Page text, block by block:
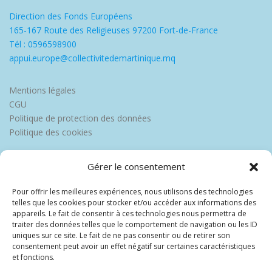
Gérer le consentement
Pour offrir les meilleures expériences, nous utilisons des technologies
telles que les cookies pour stocker et/ou accéder aux informations des
appareils. Le fait de consentir à ces technologies nous permettra de
traiter des données telles que le comportement de navigation ou les ID
uniques sur ce site. Le fait de ne pas consentir ou de retirer son
consentement peut avoir un effet négatif sur certaines caractéristiques
et fonctions.
Direction des Fonds Européens
165-167 Route des Religieuses 97200 Fort-de-France
Tél : 0596598900
appui.europe@collectivitedemartinique.mq
Mentions légales
CGU
Politique de protection des données
Politique des cookies